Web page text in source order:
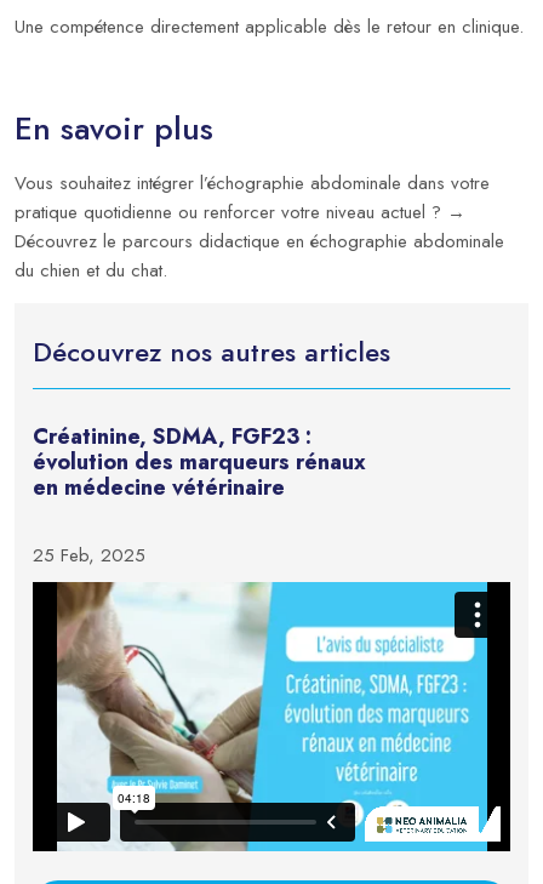
Une compétence directement applicable dès le retour en clinique.
En savoir plus
Vous souhaitez intégrer l’échographie abdominale dans votre
pratique quotidienne ou renforcer votre niveau actuel ? →
Découvrez le parcours didactique en échographie abdominale
du chien et du chat.
Découvrez nos autres articles
Créatinine, SDMA, FGF23 :
évolution des marqueurs rénaux
en médecine vétérinaire
25 Feb, 2025